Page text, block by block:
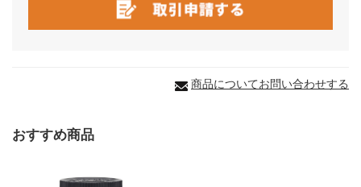
商品についてお問い合わせする
おすすめ商品